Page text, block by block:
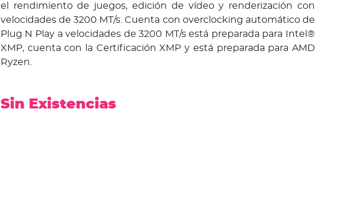
el rendimiento de juegos, edición de vídeo y renderización con
velocidades de 3200 MT/s. Cuenta con overclocking automático de
Plug N Play a velocidades de 3200 MT/s está preparada para Intel®
XMP, cuenta con la Certificación XMP y está preparada para AMD
Ryzen.
Sin Existencias